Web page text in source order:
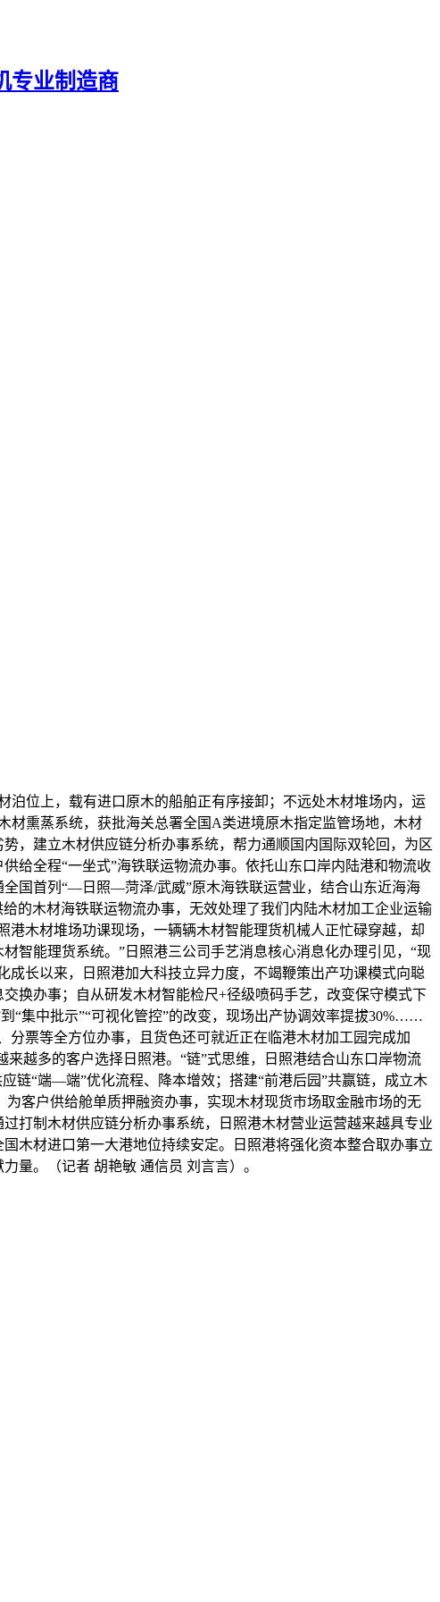
位上，载有进口原木的船舶正有序接卸；不远处木材堆场内，运
材熏蒸系统，获批海关总署全国A类进境原木指定监管场地，木材
，建立木材供应链分析办事系统，帮力通顺国内国际双轮回，为区
给全程“一坐式”海铁联运物流办事。依托山东口岸内陆港和物流收
国首列“—日照—菏泽/武威”原木海铁联运营业，结合山东近海海
的木材海铁联运物流办事，无效处理了我们内陆木材加工企业运输
木材堆场功课现场，一辆辆木材智能理货机械人正忙碌穿越，却
能理货系统。”日照港三公司手艺消息核心消息化办理引见，“现
长以来，日照港加大科技立异力度，不竭鞭策出产功课模式向聪
换办事；自从研发木材智能检尺+径级喷码手艺，改变保守模式下
“集中批示”“可视化管控”的改变，现场出产协调效率提拔30%……
票等全方位办事，且货色还可就近正在临港木材加工园完成加
越多的客户选择日照港。“链”式思维，日照港结合山东口岸物流
链“端—端”优化流程、降本增效；搭建“前港后园”共赢链，成立木
客户供给舱单质押融资办事，实现木材现货市场取金融市场的无
打制木材供应链分析办事系统，日照港木材营业运营越来越具专业
木材进口第一大港地位持续安定。日照港将强化资本整合取办事立
量。（记者 胡艳敏 通信员 刘言言）。